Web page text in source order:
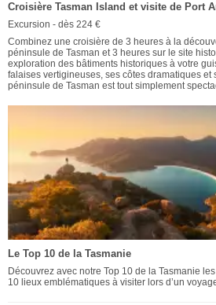
Croisière Tasman Island et visite de Port
Excursion - dès 224 €
Combinez une croisière de 3 heures à la
péninsule de Tasman et 3 heures sur le site
exploration des bâtiments historiques à votre
falaises vertigineuses, ses côtes dramatiques et
péninsule de Tasman est tout simplement
Le Top 10 de la Tasmanie
Découvrez avec notre Top 10 de la Tasmanie
10 lieux emblématiques à visiter lors d’un